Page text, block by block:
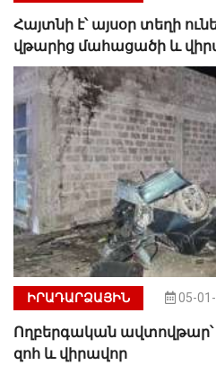
Հայտնի է՝ այսօր տեղի
վթարից մահացածի և
ԻՐԱԴԱՐՁԱՅԻՆ 05-
Ողբերգական ավտովթար՝
զոհ և վիրավոր